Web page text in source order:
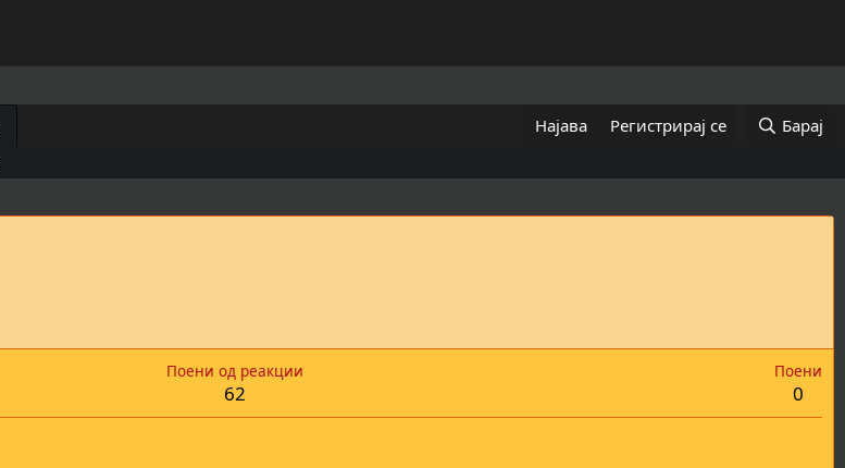
Најава Регистрирај се Барај
Поени од реакции
62
Поени
0